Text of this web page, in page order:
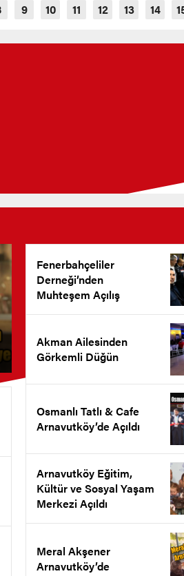
Fenerbahçeliler
Derneği’nden
Muhteşem Açılış
Akman Ailesinden
Görkemli Düğün
Osmanlı Tatlı & Cafe
Arnavutköy’de Açıldı
Arnavutköy Eğitim,
Kültür ve Sosyal Yaşam
Merkezi Açıldı
Meral Akşener
Arnavutköy’de